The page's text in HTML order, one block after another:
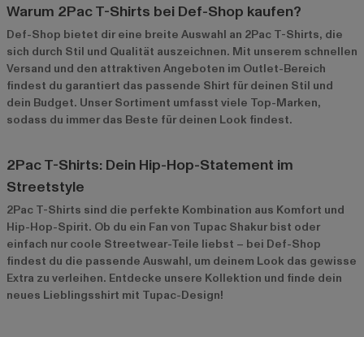
Warum 2Pac T-Shirts bei Def-Shop kaufen?
Def-Shop bietet dir eine breite Auswahl an 2Pac T-Shirts, die
sich durch Stil und Qualität auszeichnen. Mit unserem schnellen
Versand und den attraktiven Angeboten im Outlet-Bereich
findest du garantiert das passende Shirt für deinen Stil und
dein Budget. Unser Sortiment umfasst viele Top-Marken,
sodass du immer das Beste für deinen Look findest.
2Pac T-Shirts: Dein Hip-Hop-Statement im
Streetstyle
2Pac T-Shirts sind die perfekte Kombination aus Komfort und
Hip-Hop-Spirit. Ob du ein Fan von Tupac Shakur bist oder
einfach nur coole Streetwear-Teile liebst – bei Def-Shop
findest du die passende Auswahl, um deinem Look das gewisse
Extra zu verleihen. Entdecke unsere Kollektion und finde dein
neues Lieblingsshirt mit Tupac-Design!